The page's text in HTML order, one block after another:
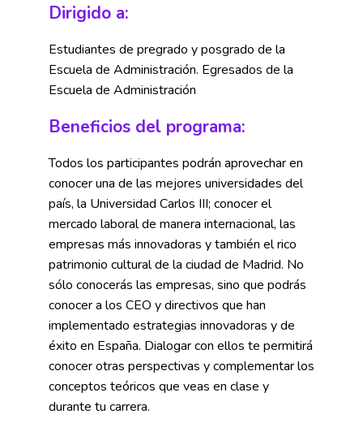
Dirigido a:
Estudiantes de pregrado y posgrado de la
Escuela de Administración. Egresados de la
Escuela de Administración
Beneficios del programa:
Todos los participantes podrán aprovechar en
conocer una de las mejores universidades del
país, la Universidad Carlos III; conocer el
mercado laboral de manera internacional, las
empresas más innovadoras y también el rico
patrimonio cultural de la ciudad de Madrid. No
sólo conocerás las empresas, sino que podrás
conocer a los CEO y directivos que han
implementado estrategias innovadoras y de
éxito en España. Dialogar con ellos te permitirá
conocer otras perspectivas y complementar los
conceptos teóricos que veas en clase y
durante tu carrera.